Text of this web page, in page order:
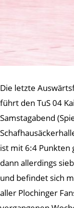
Die letzte
führt den TuS 04
Samstagabend
ist mit 6:4 Punkten
dann allerdings
und befindet sich
aller Plochinger